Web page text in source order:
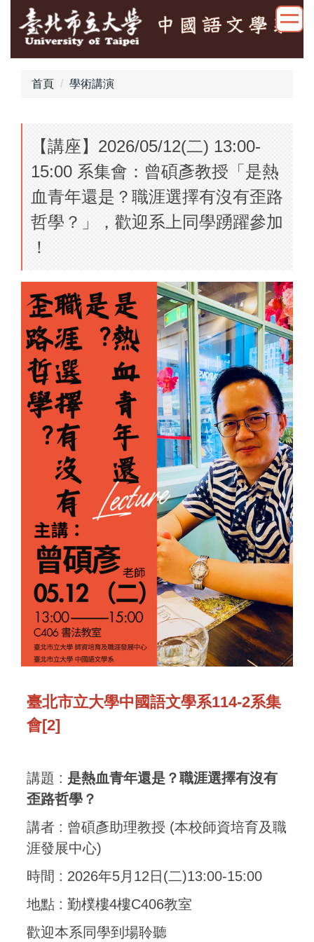
要
首頁 學術講演
【講座】2026/05/12(二) 13:00-
15:00 系集會：曾碩彥教授「是熱
血青年還是？職涯選擇有沒有歪路
哲學？」，歡迎系上同學踴躍參加
！
臺北市立大學中國語文學系114-2系集
會[2]
講題 : 是熱血青年還是？職涯選擇有沒有
歪路哲學？
講者 : 曾碩彥助理教授 (本校師資培育及職
涯發展中心)
時間 : 2026年5月12日(二)13:00-15:00
地點 : 勤樸樓4樓C406教室
歡迎本系同學到場聆聽